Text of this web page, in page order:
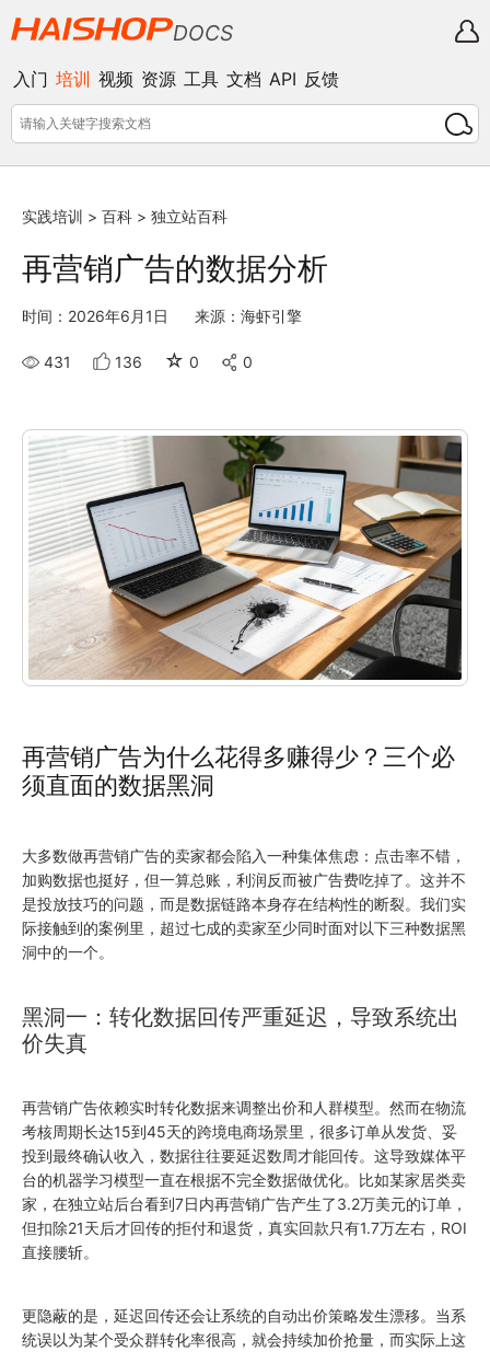
DOCS
入门 培训 视频 资源 工具 文档 API 反馈
实践培训 > 百科 > 独立站百科
再营销广告的数据分析
时间：2026年6月1日 来源：海虾引擎
431 136 ☆ 0 0
再营销广告为什么花得多赚得少？三个必
须直面的数据黑洞
大多数做再营销广告的卖家都会陷入一种集体焦虑：点击率不错，
加购数据也挺好，但一算总账，利润反而被广告费吃掉了。这并不
是投放技巧的问题，而是数据链路本身存在结构性的断裂。我们实
际接触到的案例里，超过七成的卖家至少同时面对以下三种数据黑
洞中的一个。
黑洞一：转化数据回传严重延迟，导致系统出
价失真
再营销广告依赖实时转化数据来调整出价和人群模型。然而在物流
考核周期长达15到45天的跨境电商场景里，很多订单从发货、妥
投到最终确认收入，数据往往要延迟数周才能回传。这导致媒体平
台的机器学习模型一直在根据不完全数据做优化。比如某家居类卖
家，在独立站后台看到7日内再营销广告产生了3.2万美元的订单，
但扣除21天后才回传的拒付和退货，真实回款只有1.7万左右，ROI
直接腰斩。
更隐蔽的是，延迟回传还会让系统的自动出价策略发生漂移。当系
统误以为某个受众群转化率很高，就会持续加价抢量，而实际上这